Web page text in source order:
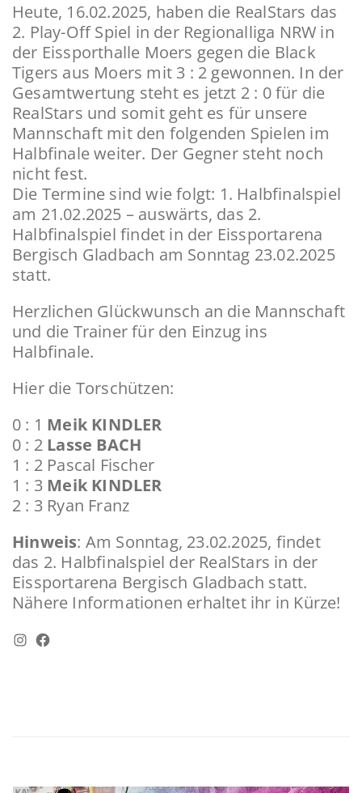
Heute, 16.02.2025, haben die RealStars das
2. Play-Off Spiel in der Regionalliga NRW in
der Eissporthalle Moers gegen die Black
Tigers aus Moers mit 3 : 2 gewonnen. In der
Gesamtwertung steht es jetzt 2 : 0 für die
RealStars und somit geht es für unsere
Mannschaft mit den folgenden Spielen im
Halbfinale weiter. Der Gegner steht noch
nicht fest.
Die Termine sind wie folgt: 1. Halbfinalspiel
am 21.02.2025 – auswärts, das 2.
Halbfinalspiel findet in der Eissportarena
Bergisch Gladbach am Sonntag 23.02.2025
statt.
Herzlichen Glückwunsch an die Mannschaft
und die Trainer für den Einzug ins
Halbfinale.
Hier die Torschützen:
0 : 1 Meik KINDLER
0 : 2 Lasse BACH
1 : 2 Pascal Fischer
1 : 3 Meik KINDLER
2 : 3 Ryan Franz
Hinweis: Am Sonntag, 23.02.2025, findet
das 2. Halbfinalspiel der RealStars in der
Eissportarena Bergisch Gladbach statt.
Nähere Informationen erhaltet ihr in Kürze!
Instagram
Facebook